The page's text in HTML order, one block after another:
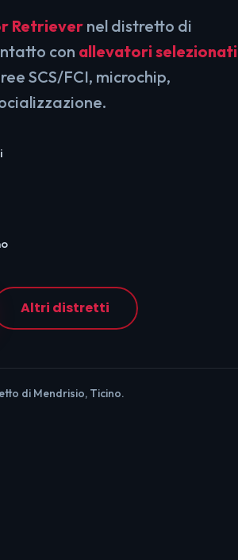
Retrievernel distretto di
con allevatori selezionati
SCS/FCI, microchip,
Altri distretti
di Mendrisio, Ticino.